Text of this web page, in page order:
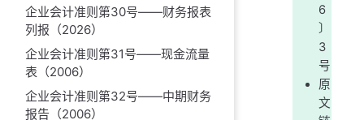
企业会计准则第30号——财务报表
列报（2026）
企业会计准则第31号——现金流量
表（2006）
企业会计准则第32号——中期财务
报告（2006）
6
〕
3
号
原
文